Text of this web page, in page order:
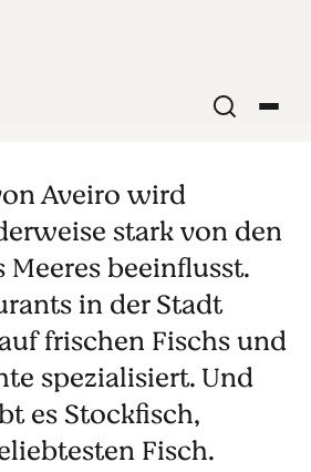
Aveiro wird
stark von den
Meeres beeinflusst.
in der Stadt
frischen Fischs und
spezialisiert. Und
es Stockfisch,
Fisch.